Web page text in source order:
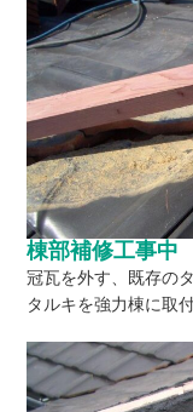
棟部補修工事中
冠瓦を外す、既存の
タルキを強力棟に取付